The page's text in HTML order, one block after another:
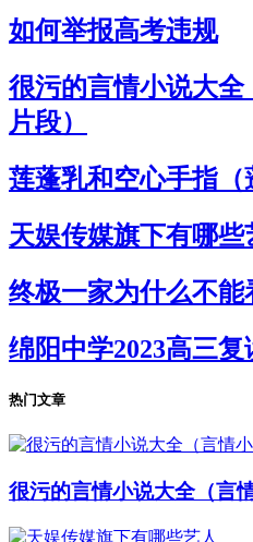
如何举报高考违规
很污的言情小说大
片段）
莲蓬乳和空心手指（
天娱传媒旗下有哪些
终极一家为什么不能
绵阳中学2023高三
热门文章
很污的言情小说大全（言